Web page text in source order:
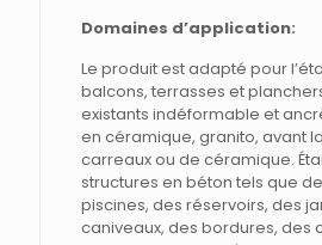
Domaines d’application:
Le produit est adapté pour
balcons, terrasses et
existants indéformable et
en céramique, granito, avant
carreaux ou de céramique.
structures en béton tels que
piscines, des réservoirs, des
caniveaux, des bordures, des